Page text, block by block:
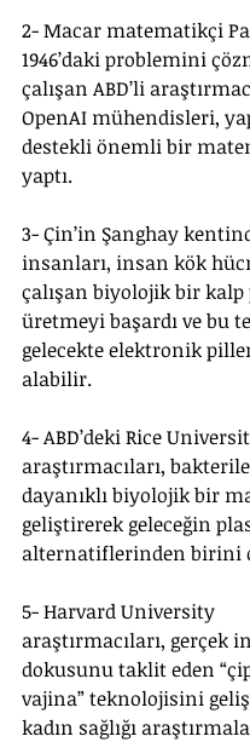
2- Macar matematikçi
1946’daki problemini
çalışan ABD’li
OpenAI mühendisleri,
destekli önemli bir
yaptı.
3- Çin’in Şanghay
insanları, insan kök
çalışan biyolojik bir
üretmeyi başardı ve bu
gelecekte elektronik
alabilir.
4- ABD’deki Rice
araştırmacıları,
dayanıklı biyolojik bir
geliştirerek geleceğin
alternatiflerinden birini
5- Harvard University
araştırmacıları, gerçek
dokusunu taklit eden
vajina” teknolojisini
kadın sağlığı